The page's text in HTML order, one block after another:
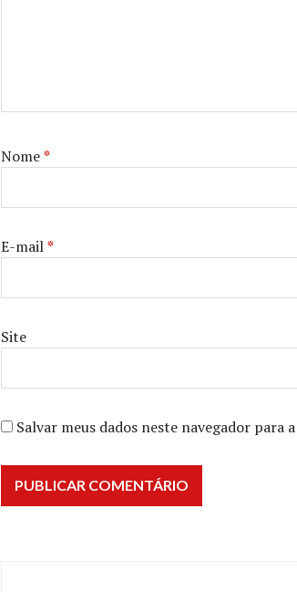
Nome*
E-mail*
Site
Salvar meus dados neste navegador para